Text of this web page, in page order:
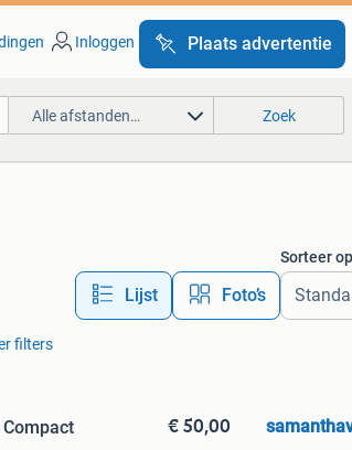
Inloggen Plaats advertentie
Alle afstanden… Zoek
Lijst Foto’s
Sorteer op
filters
€ 50,00